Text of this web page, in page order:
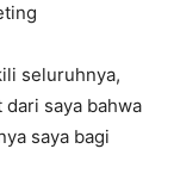
seluruhnya,
saya bahwa
saya bagi